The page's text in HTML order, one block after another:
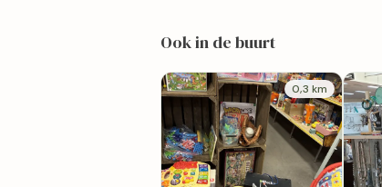
Ook in de buurt
0,3 km